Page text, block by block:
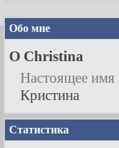
Обо мне
О Christina
Настоящее имя
Кристина
Статистика